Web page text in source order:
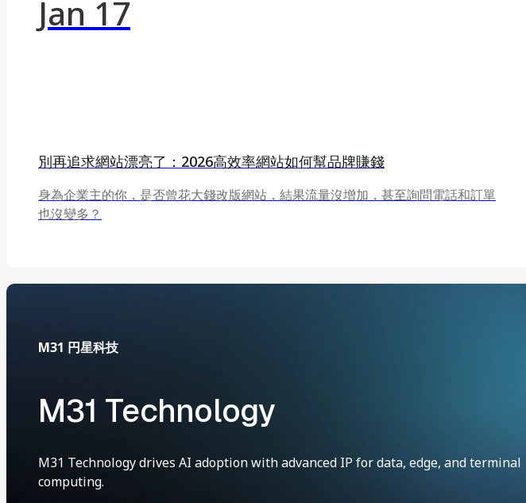
Jan 17
別再追求網站漂亮了：2026高效率網站如何幫品牌賺錢
身為企業主的你，是否曾花大錢改版網站，結果流量沒增加，甚至詢問電話和訂單
也沒變多？
M31 円星科技
M31 Technology
M31 Technology drives AI adoption with advanced IP for data, edge, and terminal
computing.